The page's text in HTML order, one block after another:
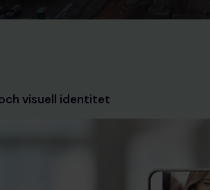
visuell identitet